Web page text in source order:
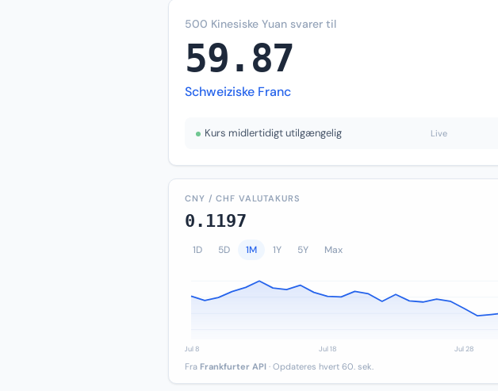
500 Kinesiske Yuan svarer til
59.87
Schweiziske Franc
Kurs midlertidigt utilgængelig Live
CNY / CHF VALUTAKURS
0.1197
1D 5D 1M 1Y 5Y Max
Fra Frankfurter API · Opdateres hvert 60. sek.